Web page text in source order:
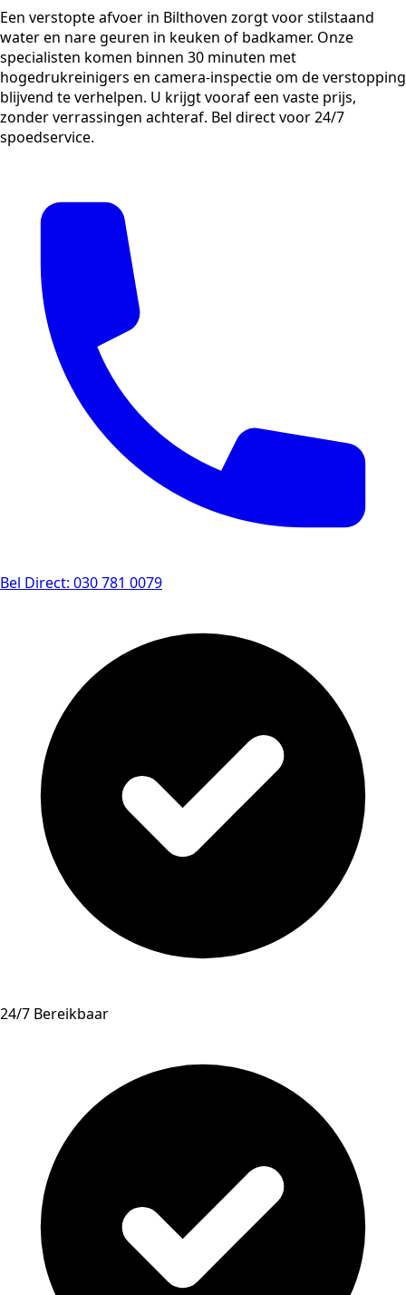
Een verstopte afvoer in Bilthoven zorgt voor stilstaand
water en nare geuren in keuken of badkamer. Onze
specialisten komen binnen 30 minuten met
hogedrukreinigers en camera-inspectie om de verstopping
blijvend te verhelpen. U krijgt vooraf een vaste prijs,
zonder verrassingen achteraf. Bel direct voor 24/7
spoedservice.
Bel Direct: 030 781 0079
24/7 Bereikbaar